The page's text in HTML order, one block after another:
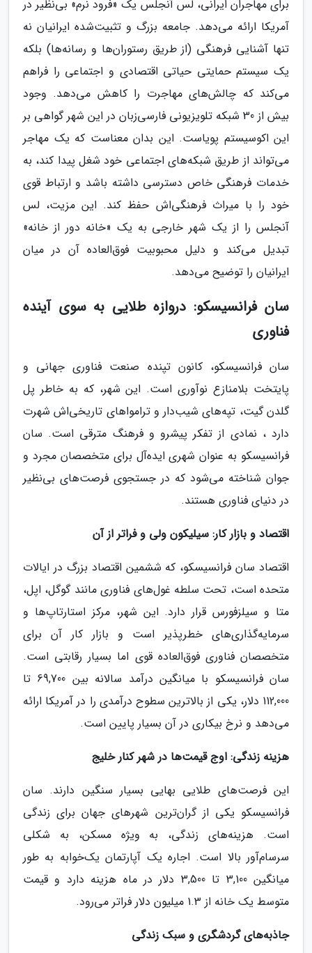
برای مهاجران ایرانی، لس آنجلس یک «فرود نرم» بی‌نظیر در
آمریکا ارائه می‌دهد. جامعه بزرگ و تثبیت‌شده ایرانیان نه
تنها آشنایی فرهنگی (از طریق رستوران‌ها و رسانه‌ها) بلکه
یک سیستم حمایتی حیاتی اقتصادی و اجتماعی را فراهم
می‌کند که چالش‌های مهاجرت را کاهش می‌دهد. وجود
بیش از 30 شبکه تلویزیونی فارسی‌زبان در این شهر گواهی بر
این اکوسیستم پویاست. این بدان معناست که یک مهاجر
می‌تواند از طریق شبکه‌های اجتماعی خود شغل پیدا کند، به
خدمات فرهنگی خاص دسترسی داشته باشد و ارتباط قوی
خود را با میراث فرهنگی‌اش حفظ کند. این مزیت، لس
آنجلس را از یک شهر خارجی به یک «خانه دور از خانه»
تبدیل می‌کند و دلیل محبوبیت فوق‌العاده آن در میان
ایرانیان را توضیح می‌دهد.
سان فرانسیسکو: دروازه طلایی به سوی آینده
فناوری
سان فرانسیسکو، کانون تپنده صنعت فناوری جهانی و
پایتخت بلامنازع نوآوری است. این شهر، که به خاطر پل
گلدن گیت، تپه‌های شیب‌دار و ترامواهای تاریخی‌اش شهرت
دارد ، نمادی از تفکر پیشرو و فرهنگ مترقی است. سان
فرانسیسکو به عنوان شهری ایده‌آل برای متخصصان مجرد و
جوان شناخته می‌شود که در جستجوی فرصت‌های بی‌نظیر
در دنیای فناوری هستند.
اقتصاد و بازار کار: سیلیکون ولی و فراتر از آن
اقتصاد سان فرانسیسکو، که ششمین اقتصاد بزرگ در ایالات
متحده است، تحت سلطه غول‌های فناوری مانند گوگل، اپل،
متا و سیلزفورس قرار دارد. این شهر، مرکز استارتاپ‌ها و
سرمایه‌گذاری‌های خطرپذیر است و بازار کار آن برای
متخصصان فناوری فوق‌العاده قوی اما بسیار رقابتی است.
سان فرانسیسکو با میانگین درآمد سالانه بین 69,700 تا
112,000 دلار، یکی از بالاترین سطوح درآمدی را در آمریکا ارائه
می‌دهد و نرخ بیکاری در آن بسیار پایین است.
هزینه زندگی: اوج قیمت‌ها در شهر کنار خلیج
این فرصت‌های طلایی بهایی بسیار سنگین دارند. سان
فرانسیسکو یکی از گران‌ترین شهرهای جهان برای زندگی
است. هزینه‌های زندگی، به ویژه مسکن، به شکلی
سرسام‌آور بالا است. اجاره یک آپارتمان یک‌خوابه به طور
میانگین 3,100 تا 3,500 دلار در ماه هزینه دارد و قیمت
متوسط یک خانه از 1.3 میلیون دلار فراتر می‌رود.
جاذبه‌های گردشگری و سبک زندگی